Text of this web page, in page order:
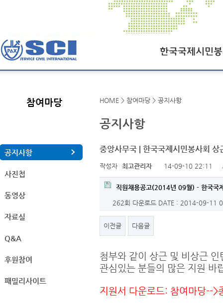
연혁
조직도
찾아오시는길
참여마당
공지사항
사진첩
동영상
자료실
Q&A
후원참여
패밀리사이트
HOME > 참여마당 > 공지사항
공지사항
중앙사무국 | 한국국제시민봉사회
작성자 최고관리자 14-09-10 22:11
직원채용공고(2014년 09월) - 한국국
262회 다운로드 DATE : 2014-09-11
이전글 다음글
첨부와 같이 상근 및 비상근
관심있는 분들의 많은 지원 바
지원서 다운로드: 참여마당-->